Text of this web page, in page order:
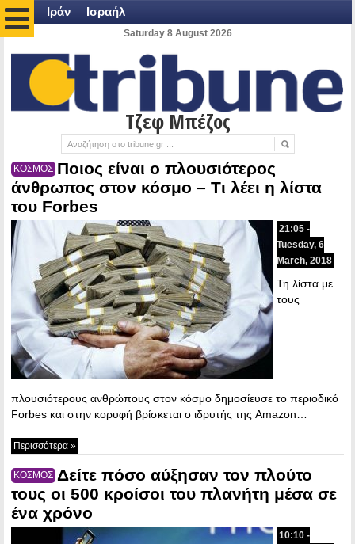
Ιράν Ισραήλ
Saturday 8 August 2026
Τζεφ Μπέζος
ΚΟΣΜΟΣ Ποιος είναι ο πλουσιότερος
άνθρωπος στον κόσμο – Tι λέει η λίστα
του Forbes
21:05 -
Tuesday, 6
March, 2018
Τη λίστα με
τους
πλουσιότερους ανθρώπους στον κόσμο δημοσίευσε το περιοδικό
Forbes και στην κορυφή βρίσκεται ο ιδρυτής της Amazon…
Περισσότερα »
ΚΟΣΜΟΣ Δείτε πόσο αύξησαν τον πλούτο
τους οι 500 κροίσοι του πλανήτη μέσα σε
ένα χρόνο
10:10 -